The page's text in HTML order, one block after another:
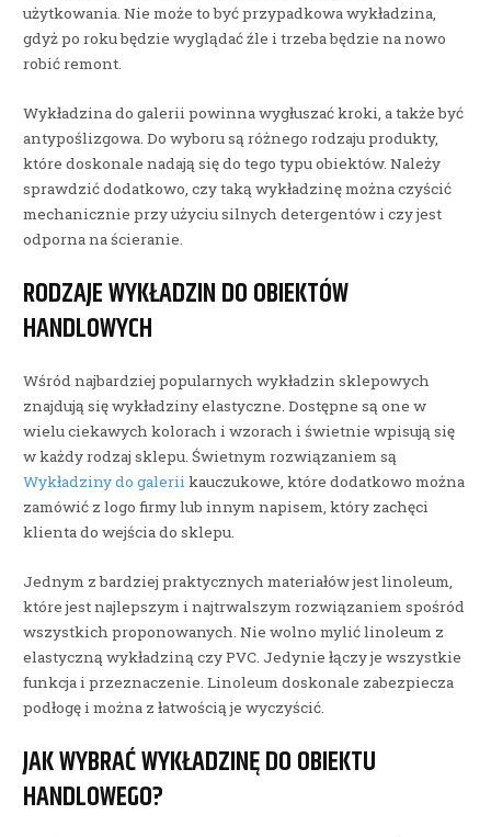
użytkowania. Nie może to być przypadkowa wykładzina,
gdyż po roku będzie wyglądać źle i trzeba będzie na nowo
robić remont.
Wykładzina do galerii powinna wygłuszać kroki, a także być
antypoślizgowa. Do wyboru są różnego rodzaju produkty,
które doskonale nadają się do tego typu obiektów. Należy
sprawdzić dodatkowo, czy taką wykładzinę można czyścić
mechanicznie przy użyciu silnych detergentów i czy jest
odporna na ścieranie.
RODZAJE WYKŁADZIN DO OBIEKTÓW
HANDLOWYCH
Wśród najbardziej popularnych wykładzin sklepowych
znajdują się wykładziny elastyczne. Dostępne są one w
wielu ciekawych kolorach i wzorach i świetnie wpisują się
w każdy rodzaj sklepu. Świetnym rozwiązaniem są
Wykładziny do galerii kauczukowe, które dodatkowo można
zamówić z logo firmy lub innym napisem, który zachęci
klienta do wejścia do sklepu.
Jednym z bardziej praktycznych materiałów jest linoleum,
które jest najlepszym i najtrwalszym rozwiązaniem spośród
wszystkich proponowanych. Nie wolno mylić linoleum z
elastyczną wykładziną czy PVC. Jedynie łączy je wszystkie
funkcja i przeznaczenie. Linoleum doskonale zabezpiecza
podłogę i można z łatwością je wyczyścić.
JAK WYBRAĆ WYKŁADZINĘ DO OBIEKTU
HANDLOWEGO?